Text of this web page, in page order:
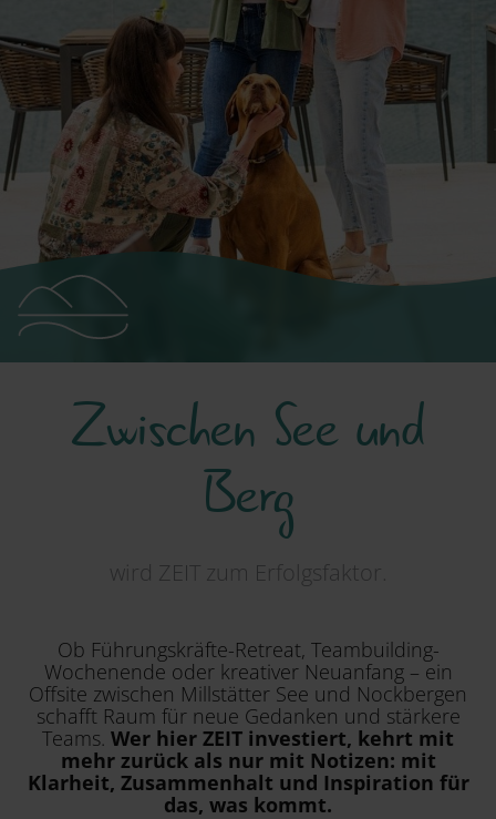
Region
Zwischen See und
Berg
wird ZEIT zum Erfolgsfaktor.
Ob Führungskräfte-Retreat, Teambuilding-
Wochenende oder kreativer Neuanfang – ein
Offsite zwischen Millstätter See und Nockbergen
schafft Raum für neue Gedanken und stärkere
Teams. Wer hier ZEIT investiert, kehrt mit
mehr zurück als nur mit Notizen: mit
Klarheit, Zusammenhalt und Inspiration für
das, was kommt.